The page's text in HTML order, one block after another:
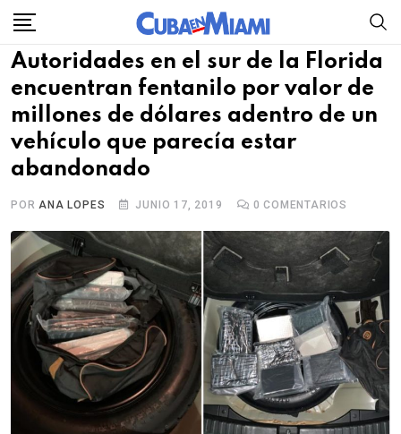
Skip
content
Autoridades en el sur de la Florida
encuentran fentanilo por valor de
millones de dólares adentro de un
vehículo que parecía estar
abandonado
PORANA LOPES JUNIO 17, 2019 0 COMENTARIOS